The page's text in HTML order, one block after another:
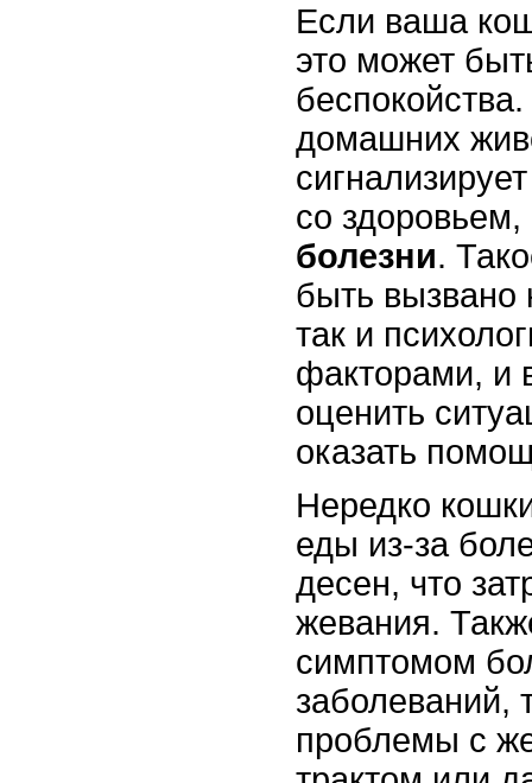
Если ваша
это может
домашних
со
болезни.
быть вызвано
так и
факторами, и
оценить
оказать
Нередко
еды из-за
десен, что
жевания.
симптомом
заболеваний,
проблемы с